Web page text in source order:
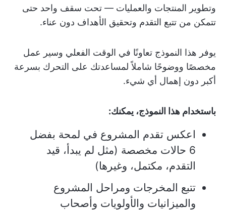
وتطوير المنتجات والعمليات — تحت سقف واحد حتى
تتمكن من تتبع التقدم وتحقيق الأهداف دون عناء.
يوفر هذا النموذج تعاونًا في الوقت الفعلي وسير عمل
مخصصًا ووضوحًا شاملاً لمساعدتك على التحرك بسرعة
أكبر دون إهمال أي شيء.
باستخدام هذا النموذج، يمكنك:
اعكس تقدم المشروع في لمحة بفضل
6 حالات مخصصة (مثل لم يبدأ، قيد
التقدم، مكتمل، وغيرها)
تتبع المخرجات ومراحل المشروع
والميزانيات والأولويات وأصحاب